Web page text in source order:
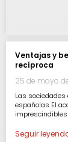
Ventajas y
recíproca
25 de mayo
Las
españolas El
Seguir